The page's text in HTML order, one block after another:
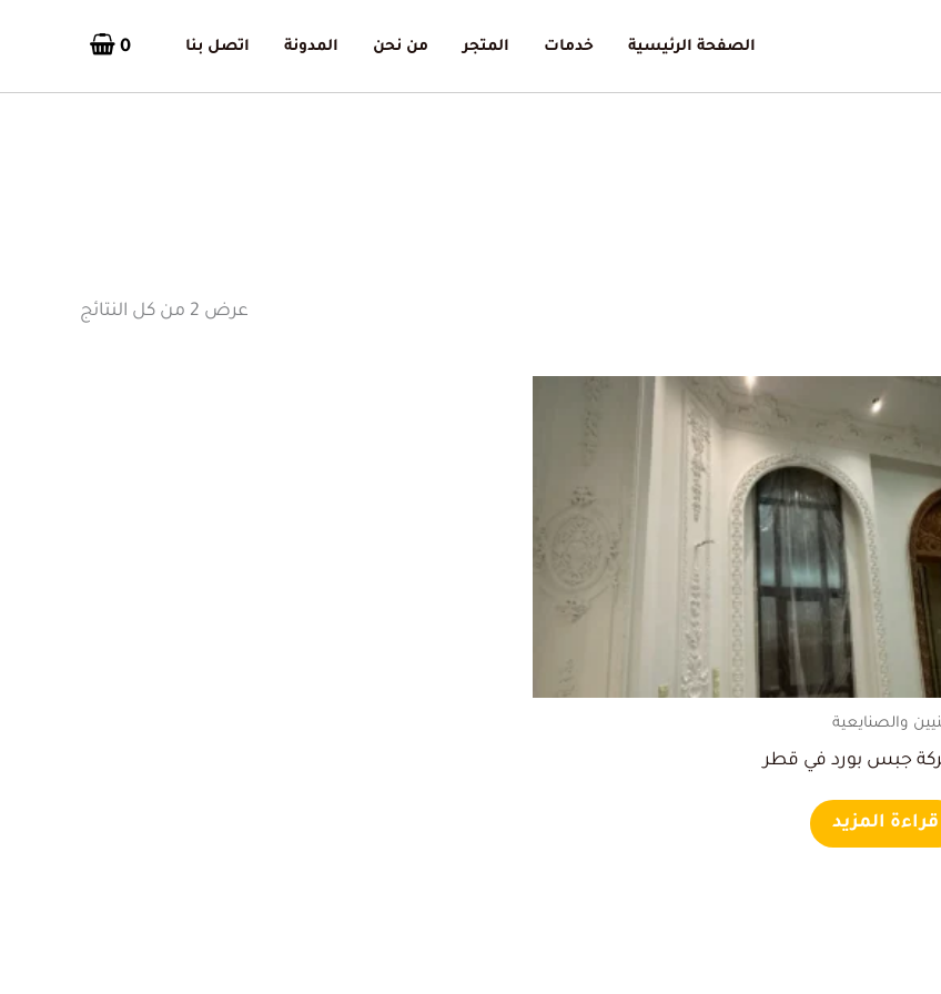
الصفحة الرئيسية خدمات المتجر من نحن المدونة اتصل بنا 0
عرض ⁦2⁩ من كل النتائج
والصنايعية
جبس بورد في قطر
قراءة المزيد